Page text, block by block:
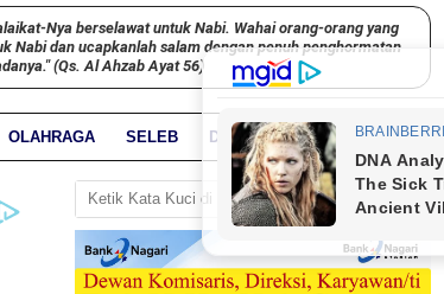
Nya berselawat untuk Nabi. Wahai orang-orang yang
Nabi dan ucapkanlah salam dengan penuh penghormatan
(Qs. Al Ahzab Ayat 56)
OLAHRAGA SELEB DUNIA PARIWARA